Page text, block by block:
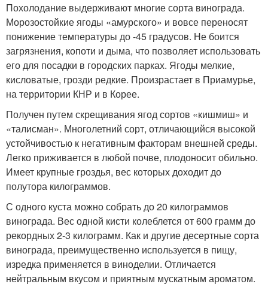
Похолодание выдерживают многие сорта винограда.
Морозостойкие ягоды «амурского» и вовсе переносят
понижение температуры до -45 градусов. Не боится
загрязнения, копоти и дыма, что позволяет использовать
его для посадки в городских парках. Ягоды мелкие,
кисловатые, грозди редкие. Произрастает в Приамурье,
на территории КНР и в Корее.
Получен путем скрещивания ягод сортов «кишмиш» и
«талисман». Многолетний сорт, отличающийся высокой
устойчивостью к негативным факторам внешней среды.
Легко приживается в любой почве, плодоносит обильно.
Имеет крупные гроздья, вес которых доходит до
полутора килограммов.
С одного куста можно собрать до 20 килограммов
винограда. Вес одной кисти колеблется от 600 грамм до
рекордных 2-3 килограмм. Как и другие десертные сорта
винограда, преимущественно используется в пищу,
изредка применяется в виноделии. Отличается
нейтральным вкусом и приятным мускатным ароматом.